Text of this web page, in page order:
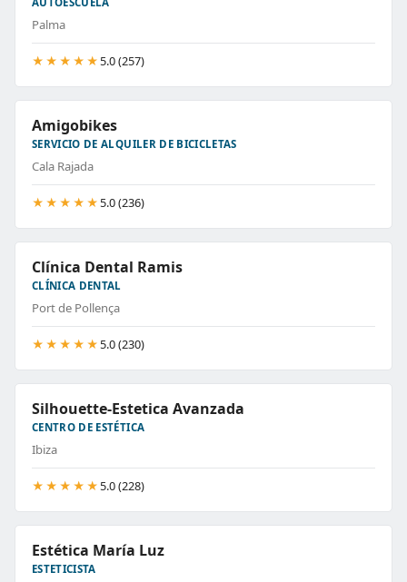
Palma
★★★★★ 5.0 (257)
Amigobikes
SERVICIO DE ALQUILER DE BICICLETAS
Cala Rajada
★★★★★ 5.0 (236)
Clínica Dental Ramis
CLÍNICA DENTAL
Port de Pollença
★★★★★ 5.0 (230)
Silhouette-Estetica Avanzada
CENTRO DE ESTÉTICA
Ibiza
★★★★★ 5.0 (228)
Estética María Luz
ESTETICISTA